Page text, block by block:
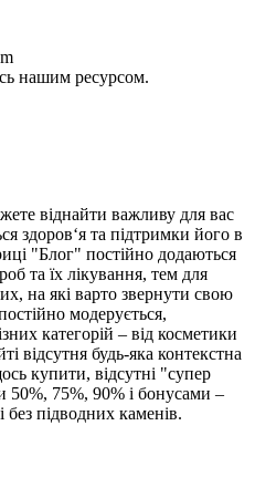
нашим ресурсом.
віднайти важливу для вас
здоров‘я та підтримки його в
"Блог" постійно додаються
та їх лікування, тем для
на які варто звернути свою
модерується,
категорій – від косметики
відсутня будь-яка контекстна
купити, відсутні "супер
50%, 75%, 90% і бонусами –
без підводних каменів.